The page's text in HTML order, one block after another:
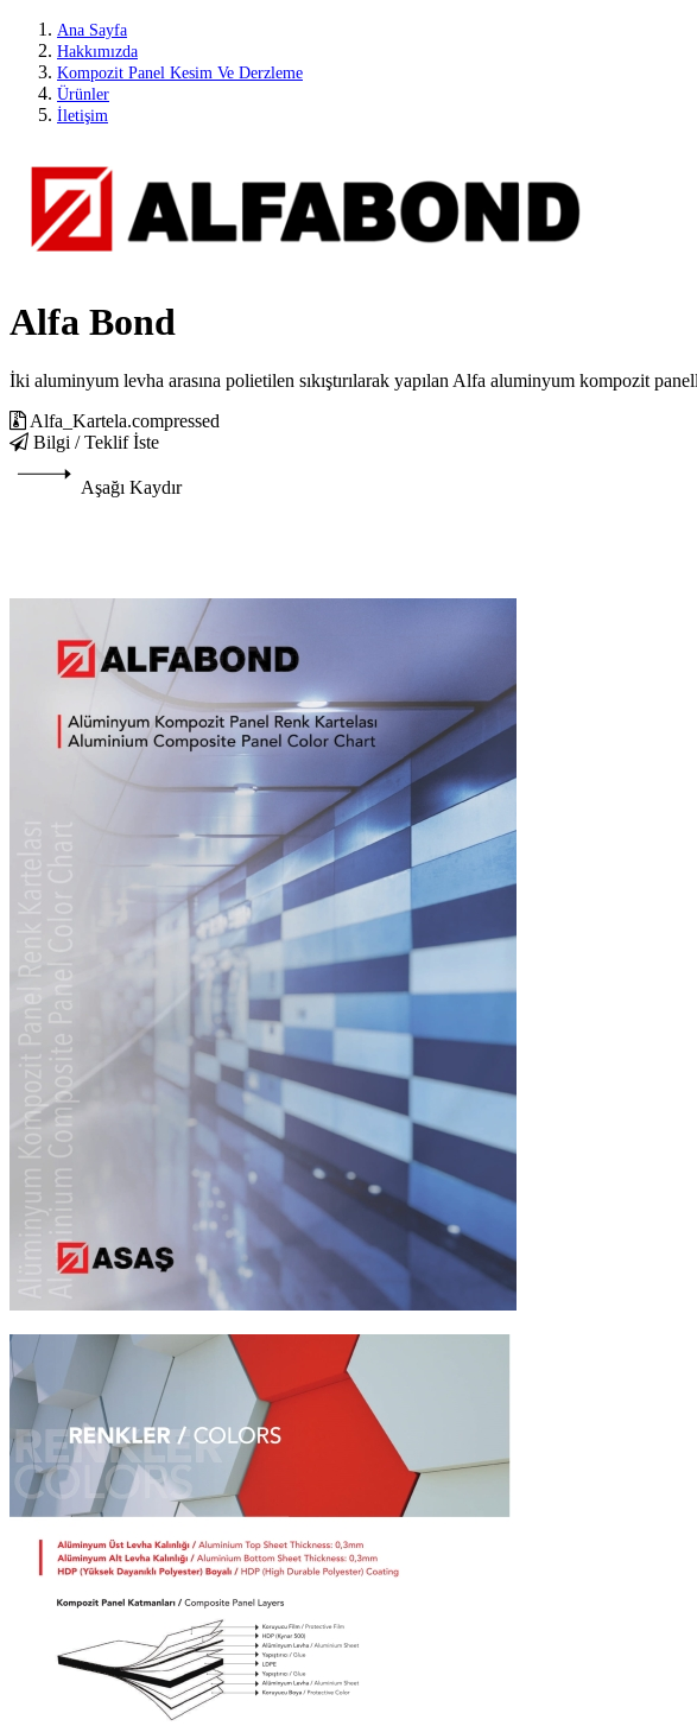
Ana Sayfa
Hakkımızda
Kompozit Panel Kesim Ve Derzleme
Ürünler
İletişim
Alfa Bond
İki aluminyum levha arasına polietilen sıkıştırılarak yapılan Alfa aluminyum kompozit
Alfa_Kartela.compressed
Bilgi / Teklif İste
Aşağı Kaydır